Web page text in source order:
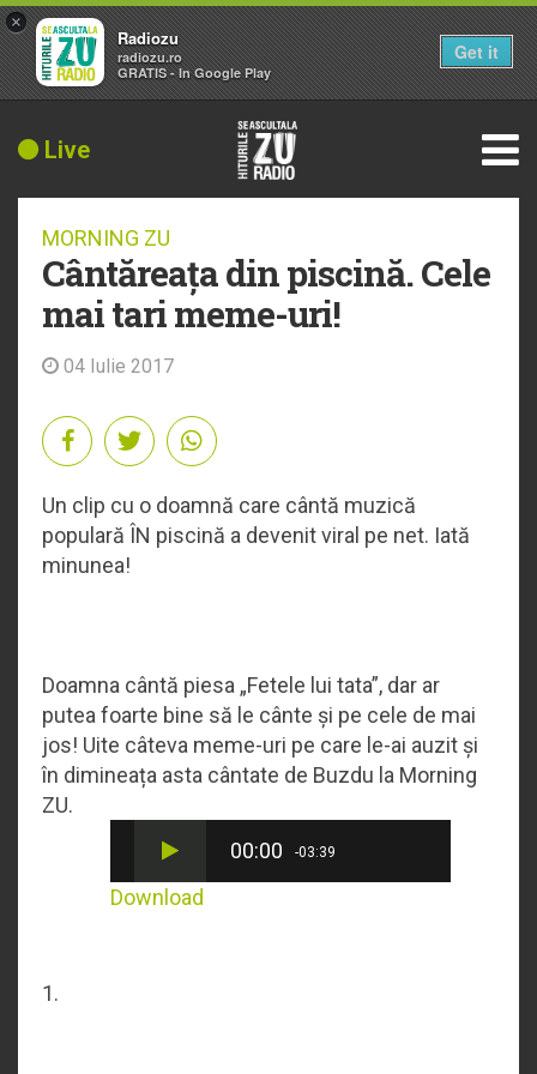
Live
MORNING ZU
Cântăreața din piscină. Cele
mai tari meme-uri!
04 Iulie 2017
Un clip cu o doamnă care cântă muzică
populară ÎN piscină a devenit viral pe net. Iată
minunea!
Doamna cântă piesa „Fetele lui tata”, dar ar
putea foarte bine să le cânte și pe cele de mai
jos! Uite câteva meme-uri pe care le-ai auzit și
în dimineața asta cântate de Buzdu la Morning
ZU.
00:00
-03:39
Download
1.
×
Radiozu
radiozu.ro
GRATIS - In Google Play
Get it